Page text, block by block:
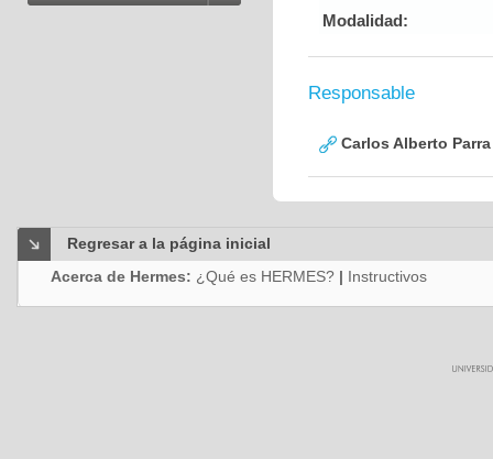
Modalidad:
Responsable
Carlos Alberto
Regresar a la página inicial
Acerca de Hermes: ¿Qué es HERMES? | Instructivos